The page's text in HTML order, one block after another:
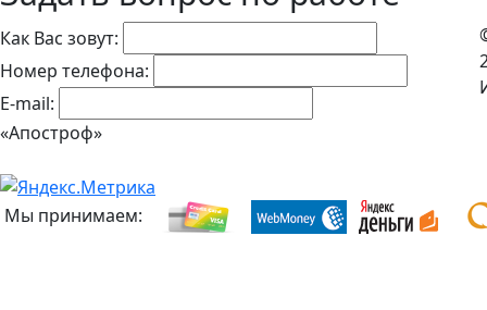
Как Вас зовут:
Номер телефона:
E-mail:
«Апостроф»
Мы принимаем: